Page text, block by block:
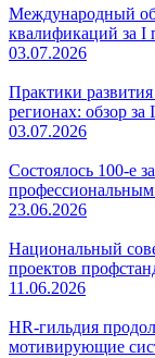
Международный
квалификаций за I
03.07.2026
Практики
регионах: обзор за
03.07.2026
Состоялось 100-е
23.06.2026
Национальный
проектов
11.06.2026
HR-гильдия
мотивирующие